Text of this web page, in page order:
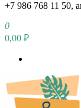
+7 986 768 11 50,
0
0,00 ₽